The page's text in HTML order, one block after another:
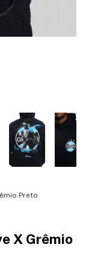
Preto
X Grêmio